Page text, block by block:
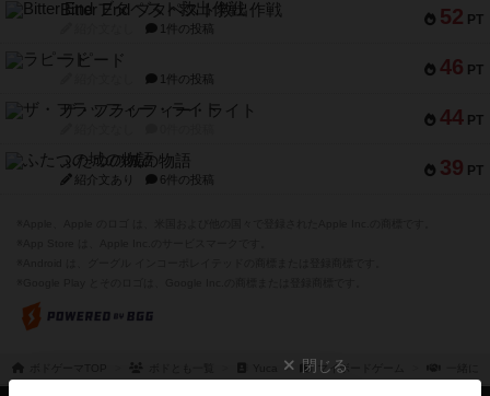
52 PT
Bitter End ブタペスト救出作戦
1件の投稿
46 PT
ラピード
1件の投稿
44 PT
ザ・フラッフィー・ライト
39 PT
ふたつの城の物語
紹介文あり 6件の投稿
マイボードゲーム
閉じる